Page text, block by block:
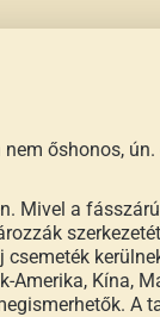
őshonos,
Mivel a
Kína,
A